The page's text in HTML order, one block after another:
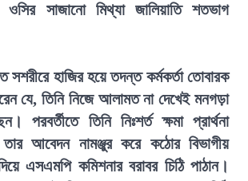
ওসির সাজানো মিথ্যা জালিয়াতি শতভাগ
সশরীরে হাজির হয়ে তদন্ত কর্মকর্তা তোবারক
যে, তিনি নিজে আলামত না দেখেই মনগড়া
পরবর্তীতে তিনি নিঃশর্ত ক্ষমা প্রার্থনা
আবেদন নামঞ্জুর করে কঠোর বিভাগীয়
এসএমপি কমিশনার বরাবর চিঠি পাঠান।